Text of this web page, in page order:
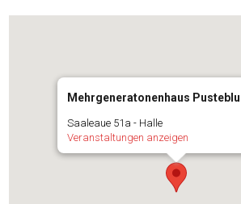
Mehrgeneratonenhaus
Saaleaue 51a - Halle
Veranstaltungen anzeigen